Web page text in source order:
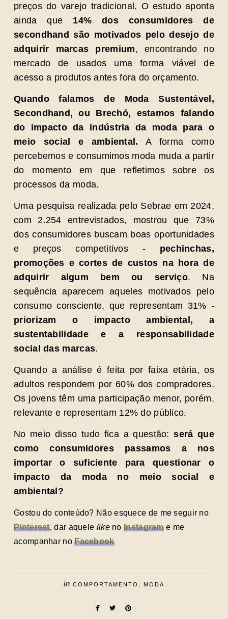
preços do varejo tradicional. O estudo aponta
ainda que 14% dos consumidores de
secondhand são motivados pelo desejo de
adquirir marcas premium, encontrando no
mercado de usados uma forma viável de
acesso a produtos antes fora do orçamento.
Quando falamos de Moda Sustentável,
Secondhand, ou Brechó, estamos falando
do impacto da indústria da moda para o
meio social e ambiental. A forma como
percebemos e consumimos moda muda a partir
do momento em que refletimos sobre os
processos da moda.
Uma pesquisa realizada pelo Sebrae em 2024,
com 2.254 entrevistados, mostrou que 73%
dos consumidores buscam boas oportunidades
e preços competitivos - pechinchas,
promoções e cortes de custos na hora de
adquirir algum bem ou serviço. Na
sequência aparecem aqueles motivados pelo
consumo consciente, que representam 31% -
priorizam o impacto ambiental, a
sustentabilidade e a responsabilidade
social das marcas.
Quando a análise é feita por faixa etária, os
adultos respondem por 60% dos compradores.
Os jovens têm uma participação menor, porém,
relevante e representam 12% do público.
No meio disso tudo fica a questão:será que
como consumidores passamos a nos
importar o suficiente para questionar o
impacto da moda no meio social e
ambiental?
Gostou do conteúdo? Não esquece de me seguir no
Pinterest, dar aquele likenoInstagrame me
acompanhar noFacebook
in COMPORTAMENTO MODA